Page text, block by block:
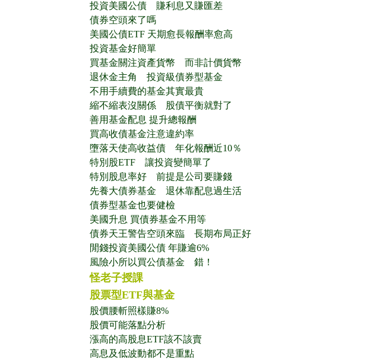
投資美國公債 賺利息又賺匯差
債券空頭來了嗎
美國公債ETF 天期愈長報酬率愈高
投資基金好簡單
買基金關注資產貨幣 而非計價貨幣
退休金主角 投資級債券型基金
不用手續費的基金其實最貴
縮不縮表沒關係 股債平衡就對了
善用基金配息 提升總報酬
買高收債基金注意違約率
墮落天使高收益債 年化報酬近10％
特別股ETF 讓投資變簡單了
特別股息率好 前提是公司要賺錢
先養大債券基金 退休靠配息過生活
債券型基金也要健檢
美國升息 買債券基金不用等
債券天王警告空頭來臨 長期布局正好
閒錢投資美國公債 年賺逾6%
風險小所以買公債基金 錯！
怪老子授課
股票型ETF與基金
股價腰斬照樣賺8%
股價可能落點分析
漲高的高股息ETF該不該賣
高息及低波動都不是重點